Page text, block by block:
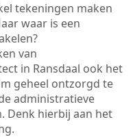
tekeningen maken
waar is een
van
in Ransdaal ook het
geheel ontzorgd te
administratieve
Denk hierbij aan het